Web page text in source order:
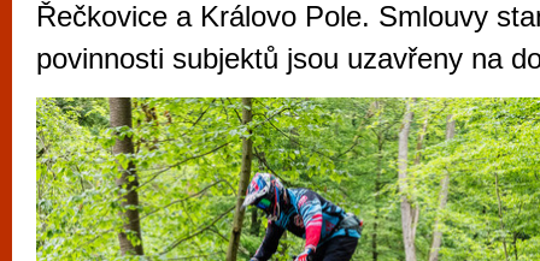
Řečkovice a Královo Pole. Smlouvy
povinnosti subjektů jsou uzavřeny na